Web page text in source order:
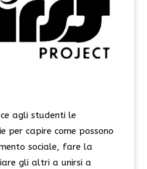
agli studenti le
per capire come possono
sociale, fare la
gli altri a unirsi a